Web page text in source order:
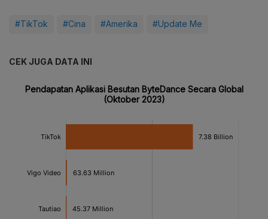
#TikTok #Cina #Amerika #Update Me
CEK JUGA DATA INI